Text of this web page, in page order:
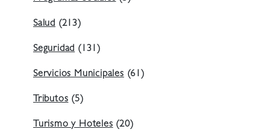
Salud (213)
Seguridad(131)
Servicios Municipales(61)
Tributos(5)
Turismo y Hoteles(20)